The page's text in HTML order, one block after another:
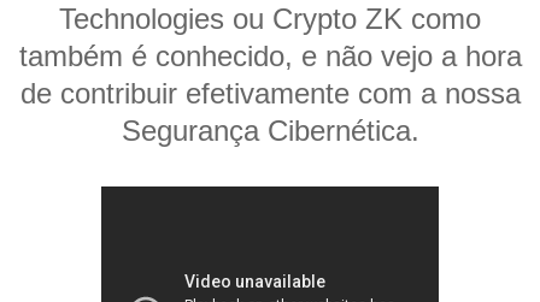
Technologies ou Crypto ZK como
também é conhecido, e não vejo a hora
de contribuir efetivamente com a nossa
Segurança Cibernética.